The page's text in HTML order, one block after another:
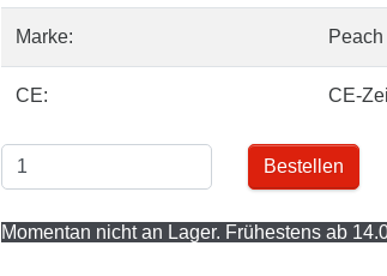
Marke: Peach
CE: CE-
Bestellen
Momentan nicht an Lager. Frühestens ab